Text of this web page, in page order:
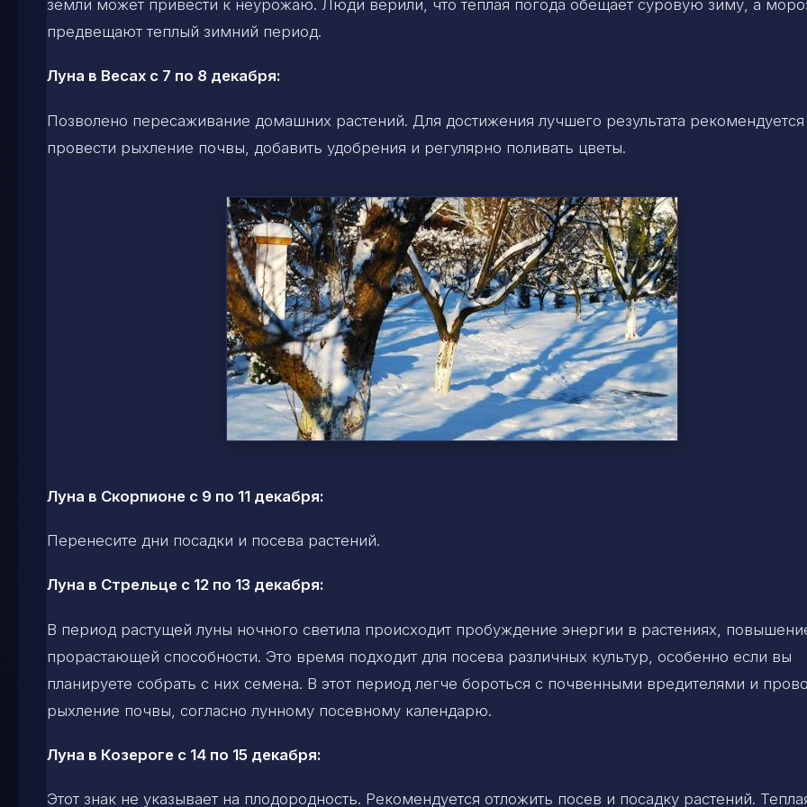
земли может привести к неурожаю. Люди верили, что теплая погода обещает суровую зиму, а
предвещают теплый зимний период.
Луна в Весах с 7 по 8 декабря:
Позволено пересаживание домашних растений. Для достижения лучшего результата рекомендуется
провести рыхление почвы, добавить удобрения и регулярно поливать цветы.
Луна в Скорпионе с 9 по 11 декабря:
Перенесите дни посадки и посева растений.
Луна в Стрельце с 12 по 13 декабря:
В период растущей луны ночного светила происходит пробуждение энергии в растениях,
прорастающей способности. Это время подходит для посева различных культур, особенно если вы
планируете собрать с них семена. В этот период легче бороться с почвенными вредителями и
рыхление почвы, согласно лунному посевному календарю.
Луна в Козероге с 14 по 15 декабря:
Этот знак не указывает на плодородность. Рекомендуется отложить посев и посадку растений.